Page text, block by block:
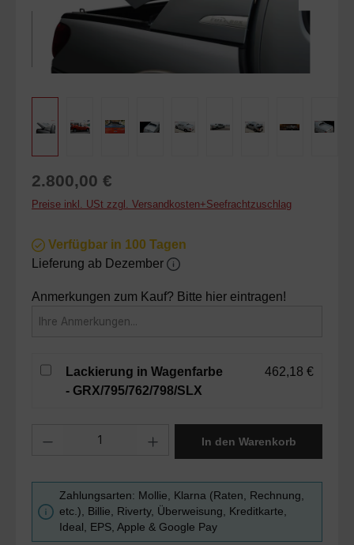
Regulärer Preis:
2.800,00 €
Preise inkl. USt zzgl. Versandkosten+Seefrachtzuschlag
Verfügbar in 100 Tagen
Lieferung ab Dezember
Anmerkungen zum Kauf? Bitte hier eintragen!
Lackierung in Wagenfarbe
- GRX/795/762/798/SLX
462,18 €
In den Warenkorb
Zahlungsarten: Mollie, Klarna (Raten, Rechnung,
etc.), Billie, Riverty, Überweisung, Kreditkarte,
Ideal, EPS, Apple & Google Pay